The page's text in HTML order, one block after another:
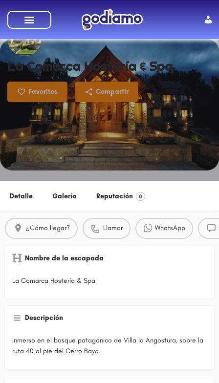
La Comarca Hostería & Spa
Favoritos Compartir
Detalle Galería Reputación 0
¿Cómo llegar? Llamar WhatsApp
Nombre de la escapada
La Comarca Hostería & Spa
Descripción
Inmerso en el bosque patagónico de Villa la Angostura, sobre la
ruta 40 al pie del Cerro Bayo.